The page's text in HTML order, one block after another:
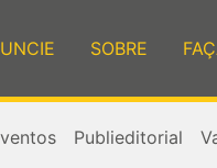
SOBRE
Publieditorial